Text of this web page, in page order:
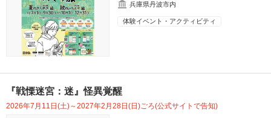
兵庫県丹波市内
体験イベント・アクティビティ
『戦慄迷宮：迷』怪異覚醒
2026年7月11日(土)～2027年2月28日(日)ごろ(公式サイトで告知)